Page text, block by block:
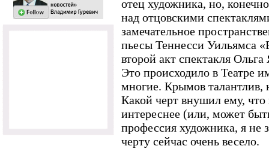
отец художника, но,
над отцовскими
замечательное
пьесы Теннесси Уильямса
второй акт спектакля
Это происходило в Театре
многие. Крымов талантлив,
Какой черт внушил ему,
интереснее (или, может
профессия художника, я
черту сейчас очень весело.